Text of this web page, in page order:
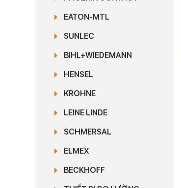
EATON-MTL
SUNLEC
BIHL+WIEDEMANN
HENSEL
KROHNE
LEINE LINDE
SCHMERSAL
ELMEX
BECKHOFF